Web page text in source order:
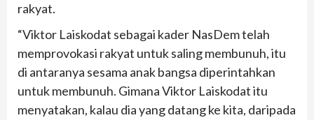
rakyat.
“Viktor Laiskodat sebagai kader NasDem telah
memprovokasi rakyat untuk saling membunuh, itu
di antaranya sesama anak bangsa diperintahkan
untuk membunuh. Gimana Viktor Laiskodat itu
menyatakan, kalau dia yang datang ke kita, daripada